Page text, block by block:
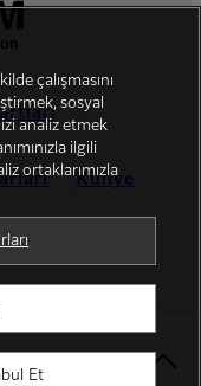
Künye
çalışmasını
sosyal
analiz etmek
ilgili
ortaklarımızla
Et